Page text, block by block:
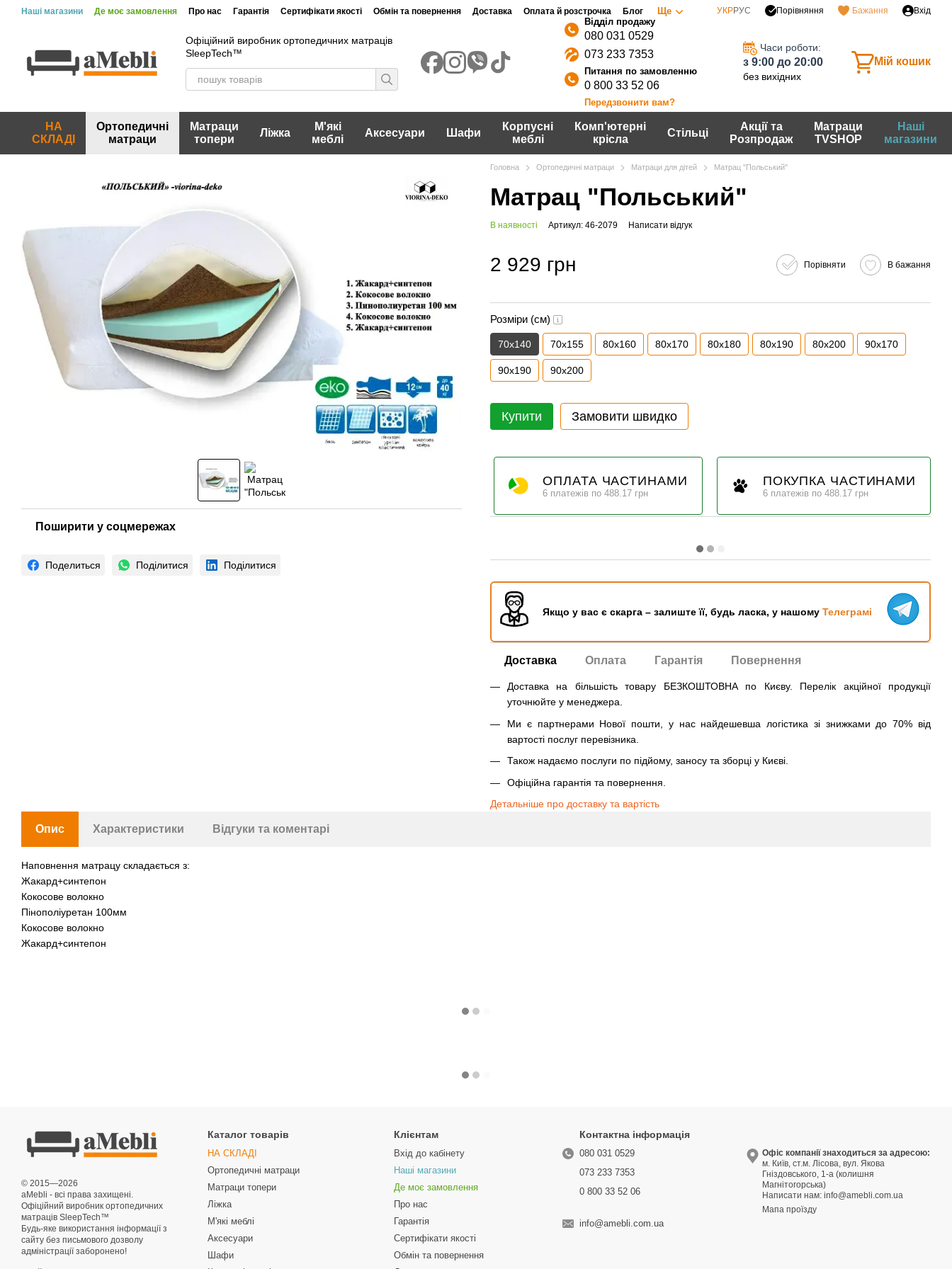
Перейти до основного контенту
Наші магазини Де моє замовлення Про нас Гарантія Сертифікати якості Обмін та повернення Доставка Оплата й розстрочка Блог Ще УКРРУС Порівняння Бажання Вхід
Офіційний виробник ортопедичних матраців
SleepTech™
080 031 0529
073 233 7353
0 800 33 52 06
Передзвонити вам?
Часи роботи:
з 9:00 до 20:00
без вихідних
Мій кошик
НА
СКЛАДІ
Ортопедичні
матраци
Матраци
топери
Ліжка
М'які
меблі
Аксесуари Шафи
Корпусні
меблі
Комп'ютерні
крісла
Стільці
Акції та
Розпродаж
Матраци
TVSHOP
Наші
магазини
Поширити у соцмережах
Поделиться Поділитися Поділитися
Головна Ортопедичні матраци Матраци для дітей Матрац "Польський"
Матрац "Польський"
В наявності Артикул: 46-2079 Написати відгук
2 929 грн Порівняти В бажання
Розміри (см)
70x140 70х155 80х160 80х170 80x180 80x190 80x200 90х170
90x190 90x200
Купити Замовити швидко
ОПЛАТА ЧАСТИНАМИ
6 платежів по 488.17 грн
ПОКУПКА ЧАСТИНАМИ
6 платежів по 488.17 грн
Якщо у вас є скарга – залиште її, будь ласка, у нашому Телеграмі
Доставка Оплата Гарантія Повернення
Доставка на більшість товару БЕЗКОШТОВНА по Києву. Перелік акційної продукції
уточнюйте у менеджера.
Ми є партнерами Нової пошти, у нас найдешевша логістика зі знижками до 70% від
вартості послуг перевізника.
Також надаємо послуги по підйому, заносу та зборці у Києві.
Офіційна гарантія та повернення.
Детальніше про доставку та вартість
Опис Характеристики Відгуки та коментарі
Наповнення матрацу складається з:
Жакард+синтепон
Кокосове волокно
Пінополіуретан 100мм
Кокосове волокно
Жакард+синтепон
© 2015—2026
aMebli - всі права захищені.
Офіційний виробник ортопедичних
матраців SleepTech™
Будь-яке використання інформації з
сайту без письмового дозволу
адміністрації заборонено!
Каталог товарів
НА СКЛАДІ
Ортопедичні матраци
Матраци топери
Ліжка
М'які меблі
Аксесуари
Шафи
Клієнтам
Вхід до кабінету
Наші магазини
Де моє замовлення
Про нас
Гарантія
Сертифікати якості
Обмін та повернення
Контактна інформація
080 031 0529
073 233 7353
0 800 33 52 06
info@amebli.com.ua
Офіс компанії знаходиться за адресою:
м. Київ, ст.м. Лісова, вул. Якова
Гніздовського, 1-а (колишня
Магнітогорська)
Написати нам:info@amebli.com.ua
Мапа проїзду